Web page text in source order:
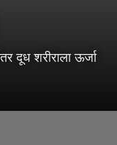
दूध शरीराला ऊर्जा